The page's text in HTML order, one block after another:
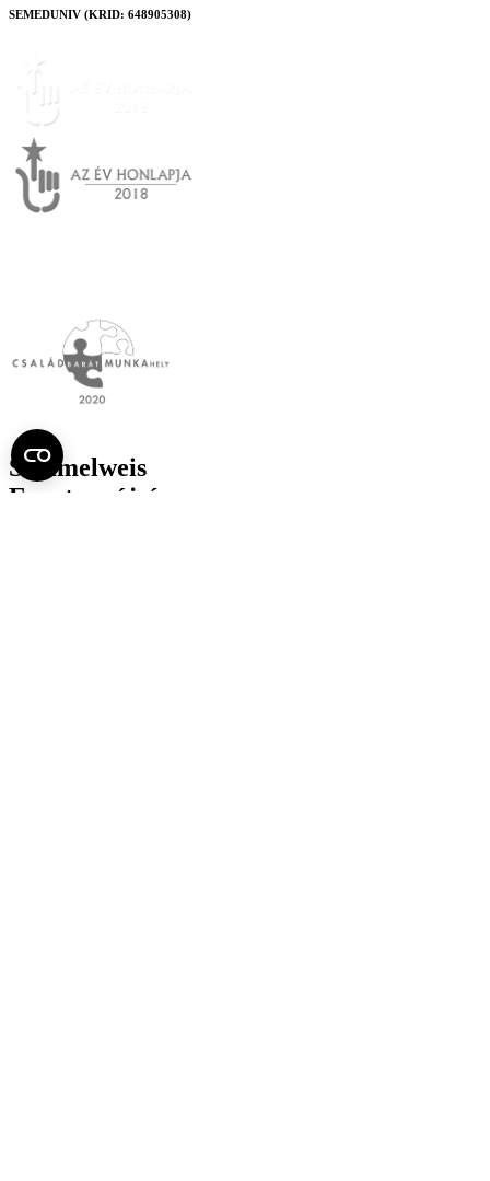
SEMEDUNIV (KRID: 648905308)
Semmelweis
Egyetem újság